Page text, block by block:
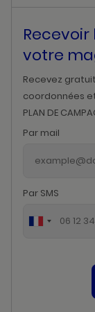
votre
Recevez
coordonnées
PLAN DE
Par mail
Par SMS